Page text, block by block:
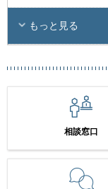
もっと見る
相談窓口